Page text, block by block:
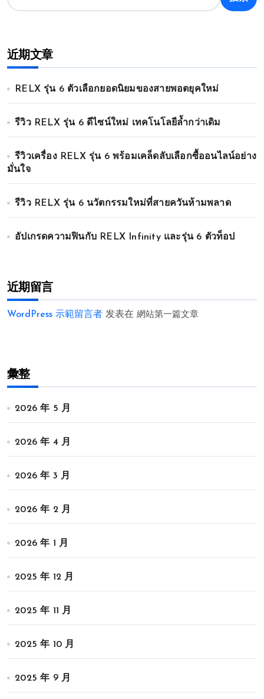
近期文章
RELX รุ่น 6 ตัวเลือกยอดนิยมของสายพอตยุคใหม่
รีวิว RELX รุ่น 6 ดีไซน์ใหม่ เทคโนโลยีล้ำกว่าเดิม
รีวิวเครื่อง RELX รุ่น 6 พร้อมเคล็ดลับเลือกซื้ออนไลน์อย่าง
มั่นใจ
รีวิว RELX รุ่น 6 นวัตกรรมใหม่ที่สายควันห้ามพลาด
อัปเกรดความฟินกับ RELX Infinity และรุ่น 6 ตัวท็อป
近期留言
WordPress 示範留言者 发表在 網站第一篇文章
彙整
2026 年 5 月
2026 年 4 月
2026 年 3 月
2026 年 2 月
2026 年 1 月
2025 年 12 月
2025 年 11 月
2025 年 10 月
2025 年 9 月